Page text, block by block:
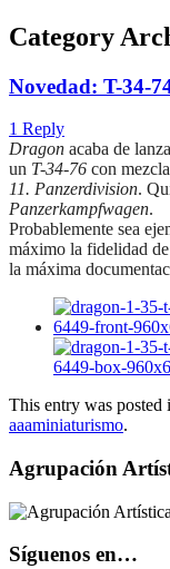
Category
Novedad: T-34-
1 Reply
Dragon acaba de
un T-34-76 con
11. Panzerdivision.
Panzerkampfwagen.
Probablemente sea
máximo la fidelidad
la máxima
This entry was posted
aaaminiaturismo.
Agrupación
Síguenos en…